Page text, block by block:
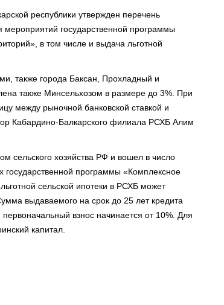
республики утвержден перечень
мероприятий государственной программы
в том числе и выдача льготной
также города Баксан, Прохладный и
также Минсельхозом в размере до 3%. При
между рыночной банковской ставкой и
Кабардино-Балкарского филиала РСХБ Алим
сельского хозяйства РФ и вошел в число
государственной программы «Комплексное
сельской ипотеки в РСХБ может
выдаваемого на срок до 25 лет кредита
взнос начинается от 10%. Для
капитал.